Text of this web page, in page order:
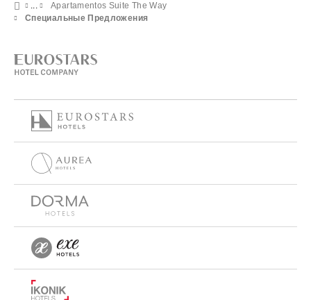
Apartamentos Suite The Way
Специальные Предложения